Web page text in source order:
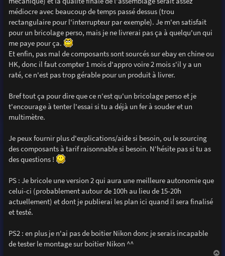
médiocre avec beaucoup de temps passé dessus (trou
rectangulaire pour l'interrupteur par exemple). Je m'en satisfait
pour un bricolage perso, mais je ne livrerai pas ça à quelqu'un qui
me paye pour ça.
Et enfin, pas mal de composants sont sourcés sur ebay en chine ou
HK, donc il faut compter 1 mois d'appro voire 2 mois s'il y a un
raté, ce n'est pas trop gérable pour un produit à livrer.
Bref tout ça pour dire que ce n'est qu'un bricolage perso et je
t'encourage à tenter l'essai si tu a déjà un fer à souder et un
multimètre.
Je peux fournir plus d'explications/aide si besoin, ou le sourcing
des composants à tarif raisonnable si besoin. N'hésite pas si tu as
des questions !
PS : Je bricole une version 2 qui aura une meilleure autonomie que
celui-ci (probablement autour de 100h au lieu de 15-20h
actuellement) et dont je publierai les plan ici quand il sera finalisé
et testé.
PS2 : en plus je n'ai pas de boitier Nikon donc je serais incapable
de tester le montage sur boitier Nikon ^^